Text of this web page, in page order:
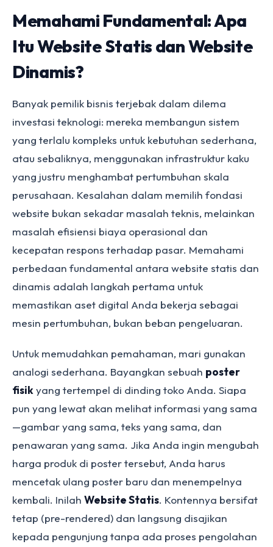
Memahami Fundamental: Apa
Itu Website Statis dan Website
Dinamis?
Banyak pemilik bisnis terjebak dalam dilema
investasi teknologi: mereka membangun sistem
yang terlalu kompleks untuk kebutuhan sederhana,
atau sebaliknya, menggunakan infrastruktur kaku
yang justru menghambat pertumbuhan skala
perusahaan. Kesalahan dalam memilih fondasi
website bukan sekadar masalah teknis, melainkan
masalah efisiensi biaya operasional dan
kecepatan respons terhadap pasar. Memahami
perbedaan fundamental antara website statis dan
dinamis adalah langkah pertama untuk
memastikan aset digital Anda bekerja sebagai
mesin pertumbuhan, bukan beban pengeluaran.
Untuk memudahkan pemahaman, mari gunakan
analogi sederhana. Bayangkan sebuah poster
fisik yang tertempel di dinding toko Anda. Siapa
pun yang lewat akan melihat informasi yang sama
—gambar yang sama, teks yang sama, dan
penawaran yang sama. Jika Anda ingin mengubah
harga produk di poster tersebut, Anda harus
mencetak ulang poster baru dan menempelnya
kembali. Inilah Website Statis. Kontennya bersifat
tetap (pre-rendered) dan langsung disajikan
kepada pengunjung tanpa ada proses pengolahan